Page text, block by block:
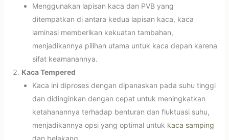
Menggunakan lapisan kaca dan PVB yang
ditempatkan di antara kedua lapisan kaca, kaca
laminasi memberikan kekuatan tambahan,
menjadikannya pilihan utama untuk kaca depan karena
sifat keamanannya.
Kaca Tempered
Kaca ini diproses dengan dipanaskan pada suhu tinggi
dan didinginkan dengan cepat untuk meningkatkan
ketahanannya terhadap benturan dan fluktuasi suhu,
menjadikannya opsi yang optimal untuk kaca samping
dan belakang.